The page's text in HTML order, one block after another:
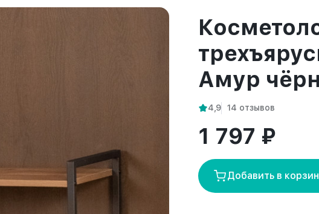
Амур
4,9 14 отзывов
1 797 ₽
Добавить в